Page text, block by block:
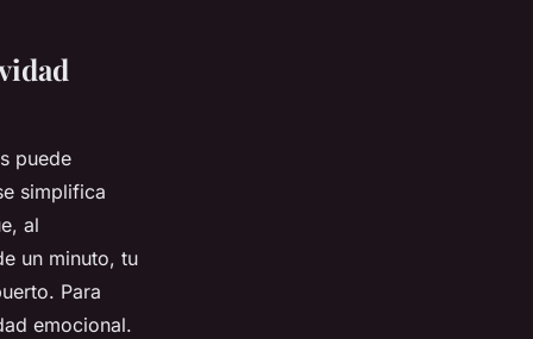
puede
simplifica
al
un minuto, tu
Para
emocional.